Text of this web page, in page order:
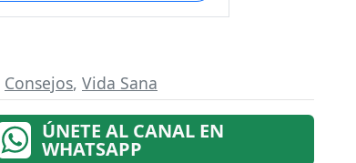
Consejos, Vida Sana
ÚNETE AL CANAL EN
WHATSAPP